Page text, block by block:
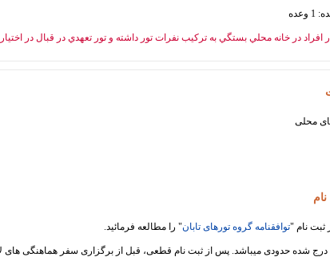
افراد در خانه محلي بستگي به ترکيب نفرات تور داشته و تور تعهدي در قبال در
محلی
توافقنامه گروه تورهای تابان" را مطالعه فرمائید.